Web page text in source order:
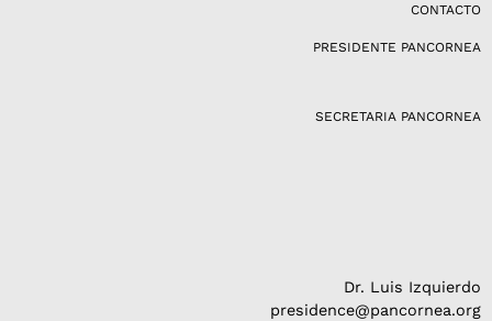
CONTACTO
PRESIDENTE PANCORNEA
SECRETARIA PANCORNEA
Dr. Luis Izquierdo
presidence@pancornea.org